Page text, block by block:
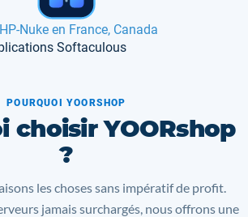
en France
Softaculous
POURQUOI YOORSHOP
choisir YOORshop
?
les choses sans impératif de profit.
jamais surchargés, nous offrons une